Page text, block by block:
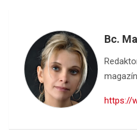
Bc.
https://